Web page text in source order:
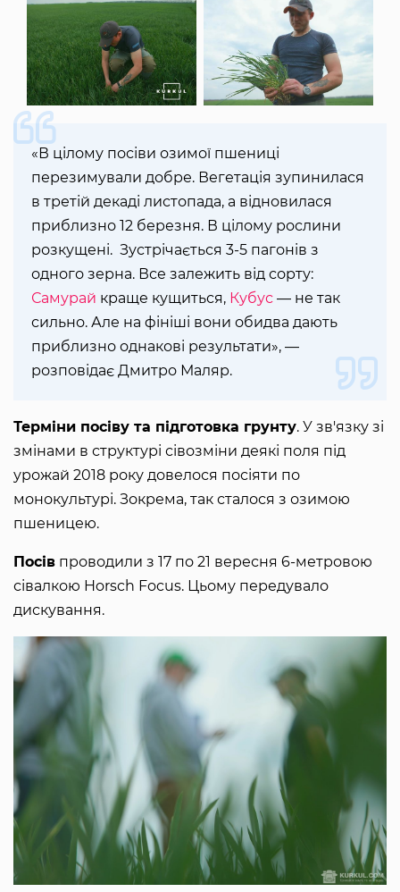
«В цілому посіви озимої пшениці
перезимували добре. Вегетація зупинилася
в третій декаді листопада, а відновилася
приблизно 12 березня. В цілому рослини
розкущені. Зустрічається 3-5 пагонів з
одного зерна. Все залежить від сорту:
Самурай краще кущиться, Кубус — не так
сильно. Але на фініші вони обидва дають
приблизно однакові результати», —
розповідає Дмитро Маляр.
Терміни посіву та підготовка грунту. У зв'язку зі
змінами в структурі сівозміни деякі поля під
урожай 2018 року довелося посіяти по
монокультурі. Зокрема, так сталося з озимою
пшеницею.
Посів проводили з 17 по 21 вересня 6-метровою
сівалкою Horsch Focus. Цьому передувало
дискування.